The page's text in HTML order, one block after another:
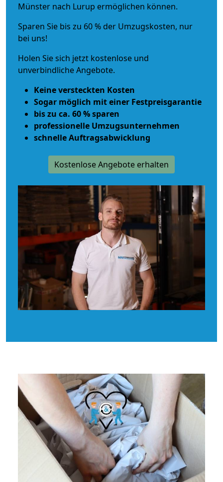
Münster nach Lurup ermöglichen können.
Sparen Sie bis zu 60 % der Umzugskosten, nur
bei uns!
Holen Sie sich jetzt kostenlose und
unverbindliche Angebote.
Keine versteckten Kosten
Sogar möglich mit einer Festpreisgarantie
bis zu ca. 60 % sparen
professionelle Umzugsunternehmen
schnelle Auftragsabwicklung
Kostenlose Angebote erhalten